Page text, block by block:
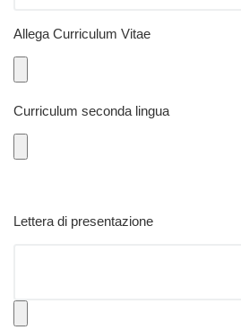
Allega Curriculum Vitae
Curriculum seconda lingua
Lettera di presentazione